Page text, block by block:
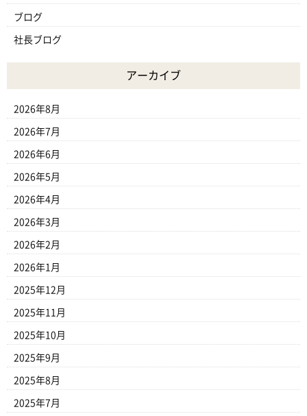
ブログ
社長ブログ
アーカイブ
2026年8月
2026年7月
2026年6月
2026年5月
2026年4月
2026年3月
2026年2月
2026年1月
2025年12月
2025年11月
2025年10月
2025年9月
2025年8月
2025年7月